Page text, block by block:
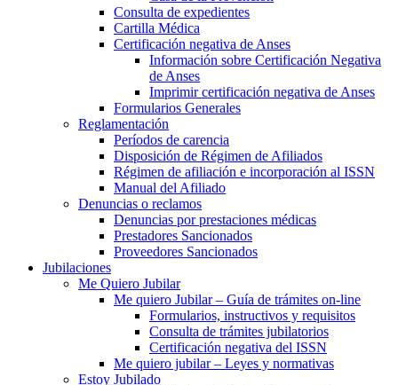
Consulta de expedientes
Cartilla Médica
Certificación negativa de Anses
Información sobre Certificación Negativa
de Anses
Imprimir certificación negativa de Anses
Formularios Generales
Reglamentación
Períodos de carencia
Disposición de Régimen de Afiliados
Régimen de afiliación e incorporación al ISSN
Manual del Afiliado
Denuncias o reclamos
Denuncias por prestaciones médicas
Prestadores Sancionados
Proveedores Sancionados
Jubilaciones
Me Quiero Jubilar
Me quiero Jubilar – Guía de trámites on-line
Formularios, instructivos y requisitos
Consulta de trámites jubilatorios
Certificación negativa del ISSN
Me quiero jubilar – Leyes y normativas
Estoy Jubilado